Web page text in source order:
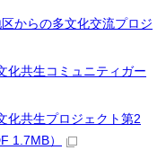
からの多文化交流プロジ
化共生コミュニティガー
化共生プロジェクト第2
1.7MB）